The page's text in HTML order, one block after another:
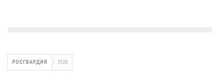
РОСГВАРДИЯ 3125